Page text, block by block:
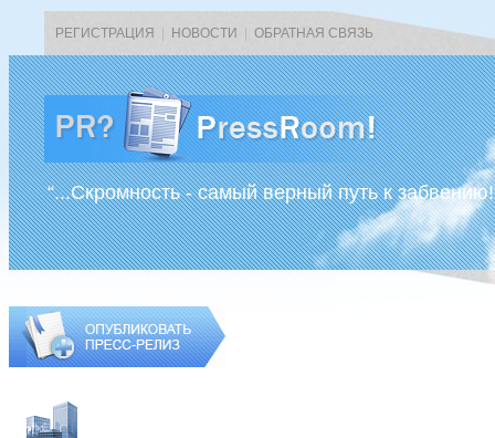
РЕГИСТРАЦИЯ НОВОСТИ ОБРАТНАЯ СВЯЗЬ
“...Скромность - самый верный путь к